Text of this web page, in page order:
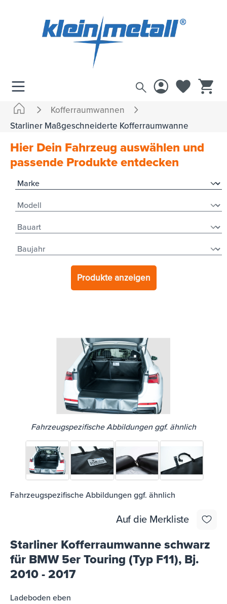
Kofferraumwannen
Starliner Maßgeschneiderte Kofferraumwanne
Hier Dein Fahrzeug auswählen und
passende Produkte entdecken
Produkte anzeigen
Fahrzeugspezifische Abbildungen ggf. ähnlich
Fahrzeugspezifische Abbildungen ggf. ähnlich
Auf die Merkliste
Starliner Kofferraumwanne schwarz
für BMW 5er Touring (Typ F11), Bj.
2010 - 2017
Ladeboden eben